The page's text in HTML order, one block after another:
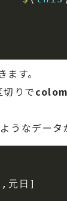
す。
りで
なデータ
, 元日 ]